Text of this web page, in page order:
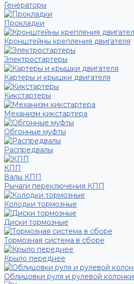
Генераторы
Прокладки
Кронштейны крепления двигателя
Электростартеры
Картеры и крышки двигателя
Кикстартеры
Механизм кикстартера
Обгонные муфты
Распредвалы
КПП
Валы КПП
Рычаги переключения КПП
Колодки тормозные
Диски тормозные
Тормозная система в сборе
Крыло переднее
Облицовки руля и рулевой колонки